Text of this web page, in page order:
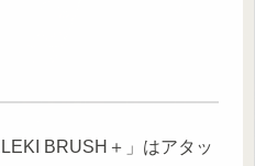
BRUSH＋」はアタッ